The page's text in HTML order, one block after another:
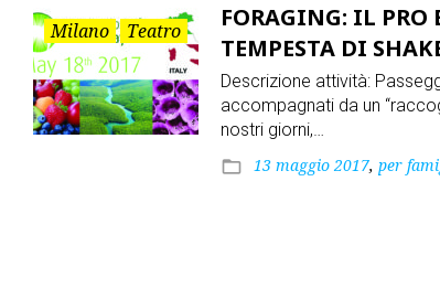
Milano Teatro
FORAGING: IL PRO
TEMPESTA DI
Descrizione attività:
accompagnati da un
nostri giorni,…
folder_open 13 maggio 2017, per